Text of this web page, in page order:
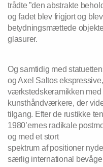
trådte ”den abstrakte
og fadet blev frigjort og
betydningsmættede
glasurer.
Og samtidig med
og Axel Saltos
værkstedskeramikken
kunsthåndværkere, der
tilgang. Efter de rustikke
1980’ernes radikale
og med et stort
spektrum af positioner
særlig international